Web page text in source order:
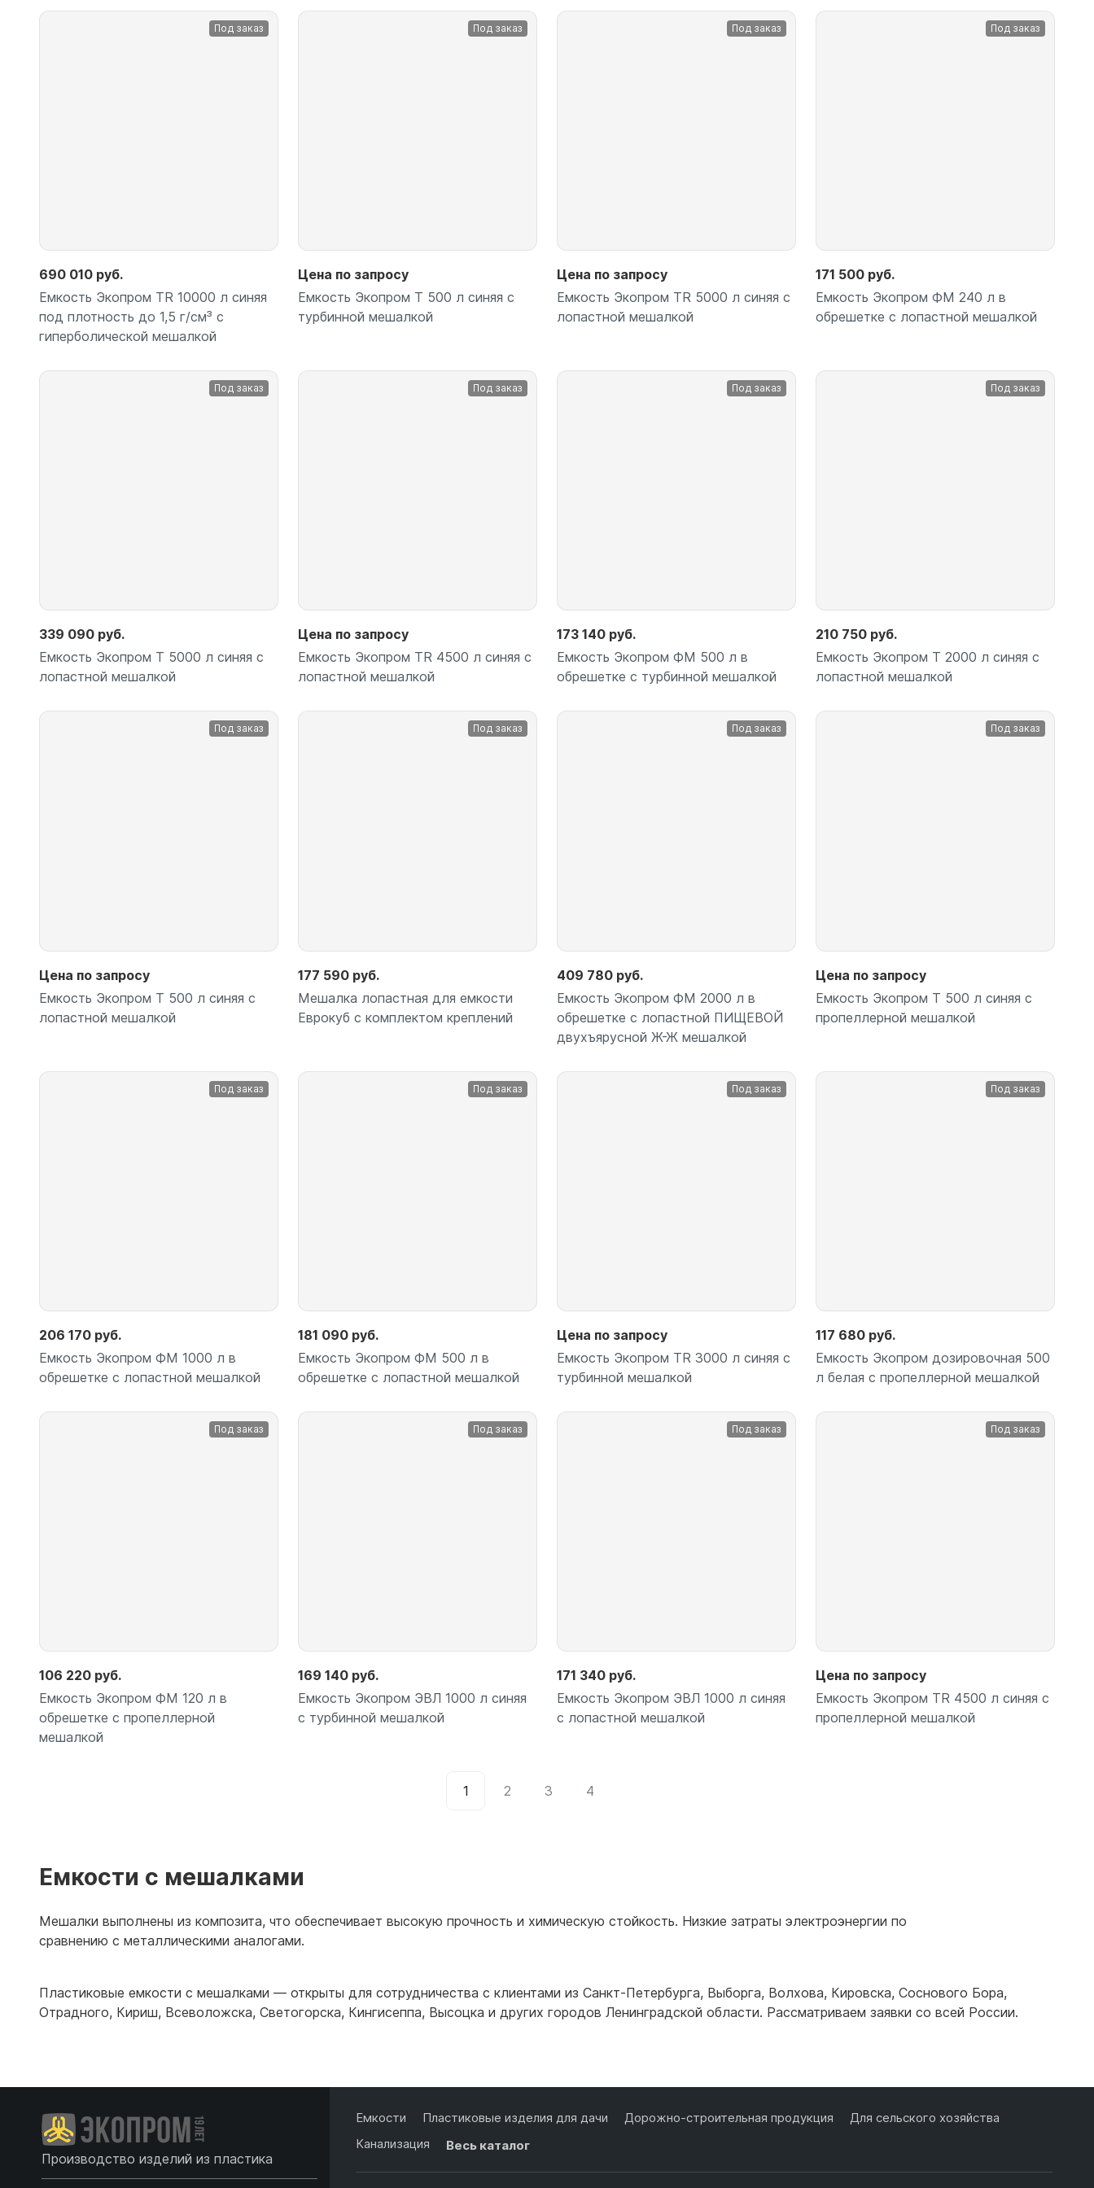
Емкости для воды 4500 литров
Емкости для воды 4000 литров
Емкости для воды 240 литров
Емкости для воды 200 литров
Емкости для воды 100 литров
Емкости для воды 60 литров
Емкости для воды 50 литров
ЦКТ для ферментации
Под заказ
690 010 руб.
Емкость Экопром TR 10000 л синяя
под плотность до 1,5 г/см³ с
гиперболической мешалкой
Под заказ
Цена по запросу
Емкость Экопром T 500 л синяя с
турбинной мешалкой
Под заказ
Цена по запросу
Емкость Экопром TR 5000 л синяя с
лопастной мешалкой
Под заказ
171 500 руб.
Емкость Экопром ФМ 240 л в
обрешетке с лопастной мешалкой
Под заказ
339 090 руб.
Емкость Экопром T 5000 л синяя с
лопастной мешалкой
Под заказ
Цена по запросу
Емкость Экопром TR 4500 л синяя с
лопастной мешалкой
Под заказ
173 140 руб.
Емкость Экопром ФМ 500 л в
обрешетке с турбинной мешалкой
Под заказ
210 750 руб.
Емкость Экопром T 2000 л синяя с
лопастной мешалкой
Под заказ
Цена по запросу
Емкость Экопром T 500 л синяя с
лопастной мешалкой
Под заказ
177 590 руб.
Мешалка лопастная для емкости
Еврокуб с комплектом креплений
Под заказ
409 780 руб.
Емкость Экопром ФМ 2000 л в
обрешетке с лопастной ПИЩЕВОЙ
двухъярусной Ж-Ж мешалкой
Под заказ
Цена по запросу
Емкость Экопром T 500 л синяя с
пропеллерной мешалкой
Под заказ
206 170 руб.
Емкость Экопром ФМ 1000 л в
обрешетке с лопастной мешалкой
Под заказ
181 090 руб.
Емкость Экопром ФМ 500 л в
обрешетке с лопастной мешалкой
Под заказ
Цена по запросу
Емкость Экопром TR 3000 л синяя с
турбинной мешалкой
Под заказ
117 680 руб.
Емкость Экопром дозировочная 500
л белая с пропеллерной мешалкой
Под заказ
106 220 руб.
Емкость Экопром ФМ 120 л в
обрешетке с пропеллерной
мешалкой
Под заказ
169 140 руб.
Емкость Экопром ЭВЛ 1000 л синяя
с турбинной мешалкой
Под заказ
171 340 руб.
Емкость Экопром ЭВЛ 1000 л синяя
с лопастной мешалкой
Под заказ
Цена по запросу
Емкость Экопром TR 4500 л синяя с
пропеллерной мешалкой
1 2 3 4
Емкости с мешалками
Мешалки выполнены из композита, что обеспечивает высокую прочность и химическую стойкость. Низкие затраты электроэнергии по
сравнению с металлическими аналогами.
Пластиковые емкости с мешалками — открыты для сотрудничества с клиентами из Санкт-Петербурга, Выборга, Волхова, Кировска, Соснового Бора,
Отрадного, Кириш, Всеволожска, Светогорска, Кингисеппа, Высоцка и других городов Ленинградской области. Рассматриваем заявки со всей России.
Производство изделий из пластика
Емкости Пластиковые изделия для дачи Дорожно-строительная продукция
Для сельского хозяйства
Канализация
Весь каталог